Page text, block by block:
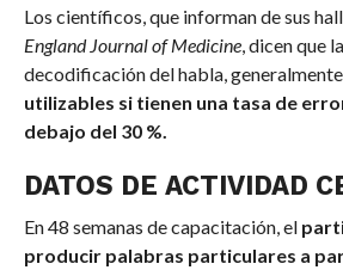
Los científicos, que informan de sus
England Journal of Medicine, dicen que
decodificación del habla, generalmente,
utilizables si tienen una tasa de
debajo del 30 %.
DATOS DE ACTIVIDAD
En 48 semanas de capacitación, el
producir palabras particulares a